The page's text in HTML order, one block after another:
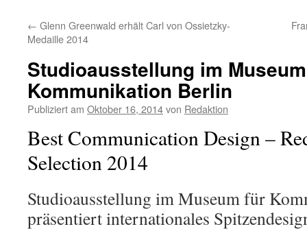
← Glenn Greenwald erhält Carl von Ossietzky-
Medaille 2014
Studioausstellung im
Kommunikation Berlin
Publiziert am Oktober 16, 2014von Redaktion
Best Communication Design –
Selection 2014
Studioausstellung im Museum für
präsentiert internationales